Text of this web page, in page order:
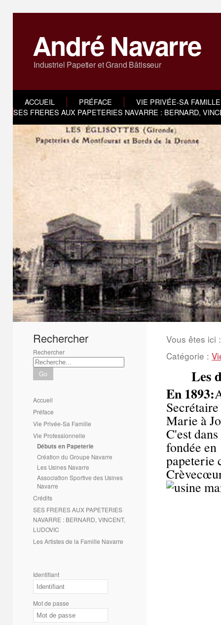
André Navarre
Industriel Papetier et Grand Bâtisseur
ACCUEIL PRÉFACE
VIE PRIVÉE-SA FAMILLE
SES FRERES AUX PAPETERIES NAVARRE : BERNARD,
1 2 3 4 5 6
Rechercher
Rechercher
Go
Accueil
Préface
Vie Privée-Sa Famille
Vie Professionnelle
Débuts en Papeterie
Création du Groupe Navarre
Les Usines Navarre
Association Sportive des Usines
Navarre
Crédits
SES FRERES AUX PAPETERIES
NAVARRE : BERNARD, VINCENT,
LUDOVIC
Les Artistes de la Famille Navarre
Identifiant
Mot de passe
Vous êtes ici :
Catégorie :
Les
En 1893:
Marie à
C'est
fondée
papeterie